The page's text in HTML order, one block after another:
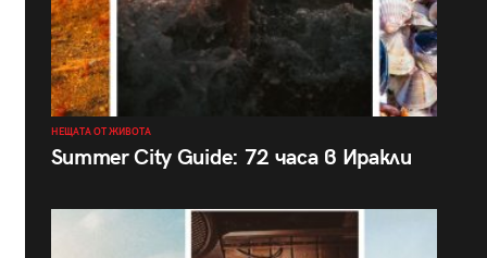
НЕЩАТА ОТ ЖИВОТА
Summer City Guide: 72 часа в Иракли